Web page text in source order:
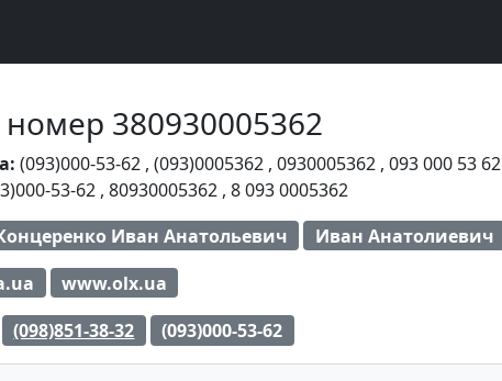
номер 380930005362
(093)000-53-62 , (093)0005362 , 0930005362 , 093 000 53 62
53-62 , 80930005362 , 8 093 0005362
Иван Анатольевич
Иван Анатолиевич
www.olx.ua
(098)851-38-32 (093)000-53-62